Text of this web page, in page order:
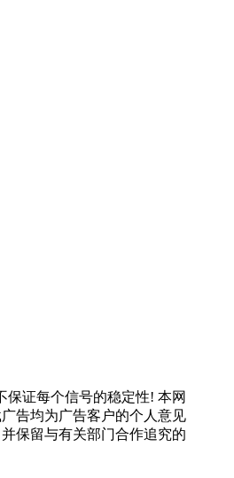
证每个信号的稳定性! 本网
告均为广告客户的个人意见
保留与有关部门合作追究的